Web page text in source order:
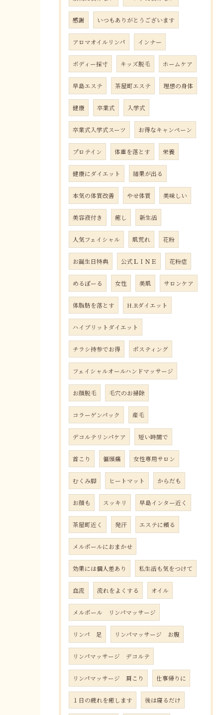
感謝 いつもありがとうございます
アロマオイルリンパ インナー
ボディー採寸 キッズ脱毛 ホームケア
早島エステ 茶屋町エステ 理想の身体
健康 卒業式 入学式
卒業式入学式スーツ お得なキャンペーン
プロテイン 体重を落とす 栄養
健康にダイエット 結果が出る
本気の体質改善 やせ体質 美味しい
美容液付き 癒し 新生活
人気フェイシャル 肌荒れ 花粉
お誕生日特典 公式ＬＩＮＥ 花粉症
めるぽーる 女性 美肌 サロンケア
体脂肪を落とす H.Rダイエット
ハイブリットダイエット
チラシ持参でお得 ポスティング
フェイシャルオールハンドマッサージ
お顔脱毛 毛穴のお掃除
コラーゲンパック 産毛
デコルテリンパケア 短い時間で
首こり 偏頭痛 女性専用サロン
むくみ脚 ヒートマット からだも
お顔も スッキリ 早島インター近く
茶屋町近く 発汗 エステに頼る
メルポールにおまかせ
効果には個人差あり 私生活も気をつけて
血流 流れをよくする オイル
メルポール リンパマッサージ
リンパ 足 リンパマッサージ お腹
リンパマッサージ デコルテ
リンパマッサージ 肩こり 仕事帰りに
１日の疲れを癒します 後は寝るだけ